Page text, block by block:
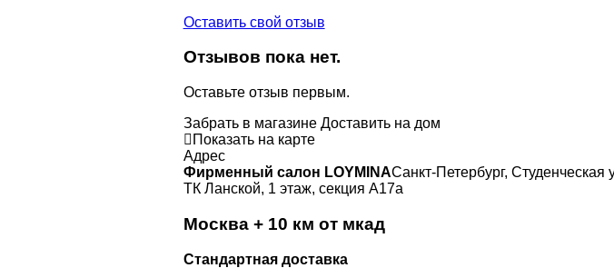
Оставить свой отзыв
Отзывов пока нет.
Оставьте отзыв первым.
Забрать в магазине Доставить на дом
Показать на карте
Адрес
Фирменный салон LOYMINAСанкт-Петербург, Студенческая
ТК Ланской, 1 этаж, секция А17а
Москва + 10 км от мкад
Стандартная доставка